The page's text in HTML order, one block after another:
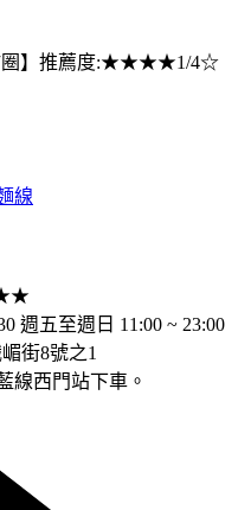
甜圈】推薦度:★★★★1/4☆
線
週五至週日 11:00 ~ 23:00
街8號之1
線西門站下車。